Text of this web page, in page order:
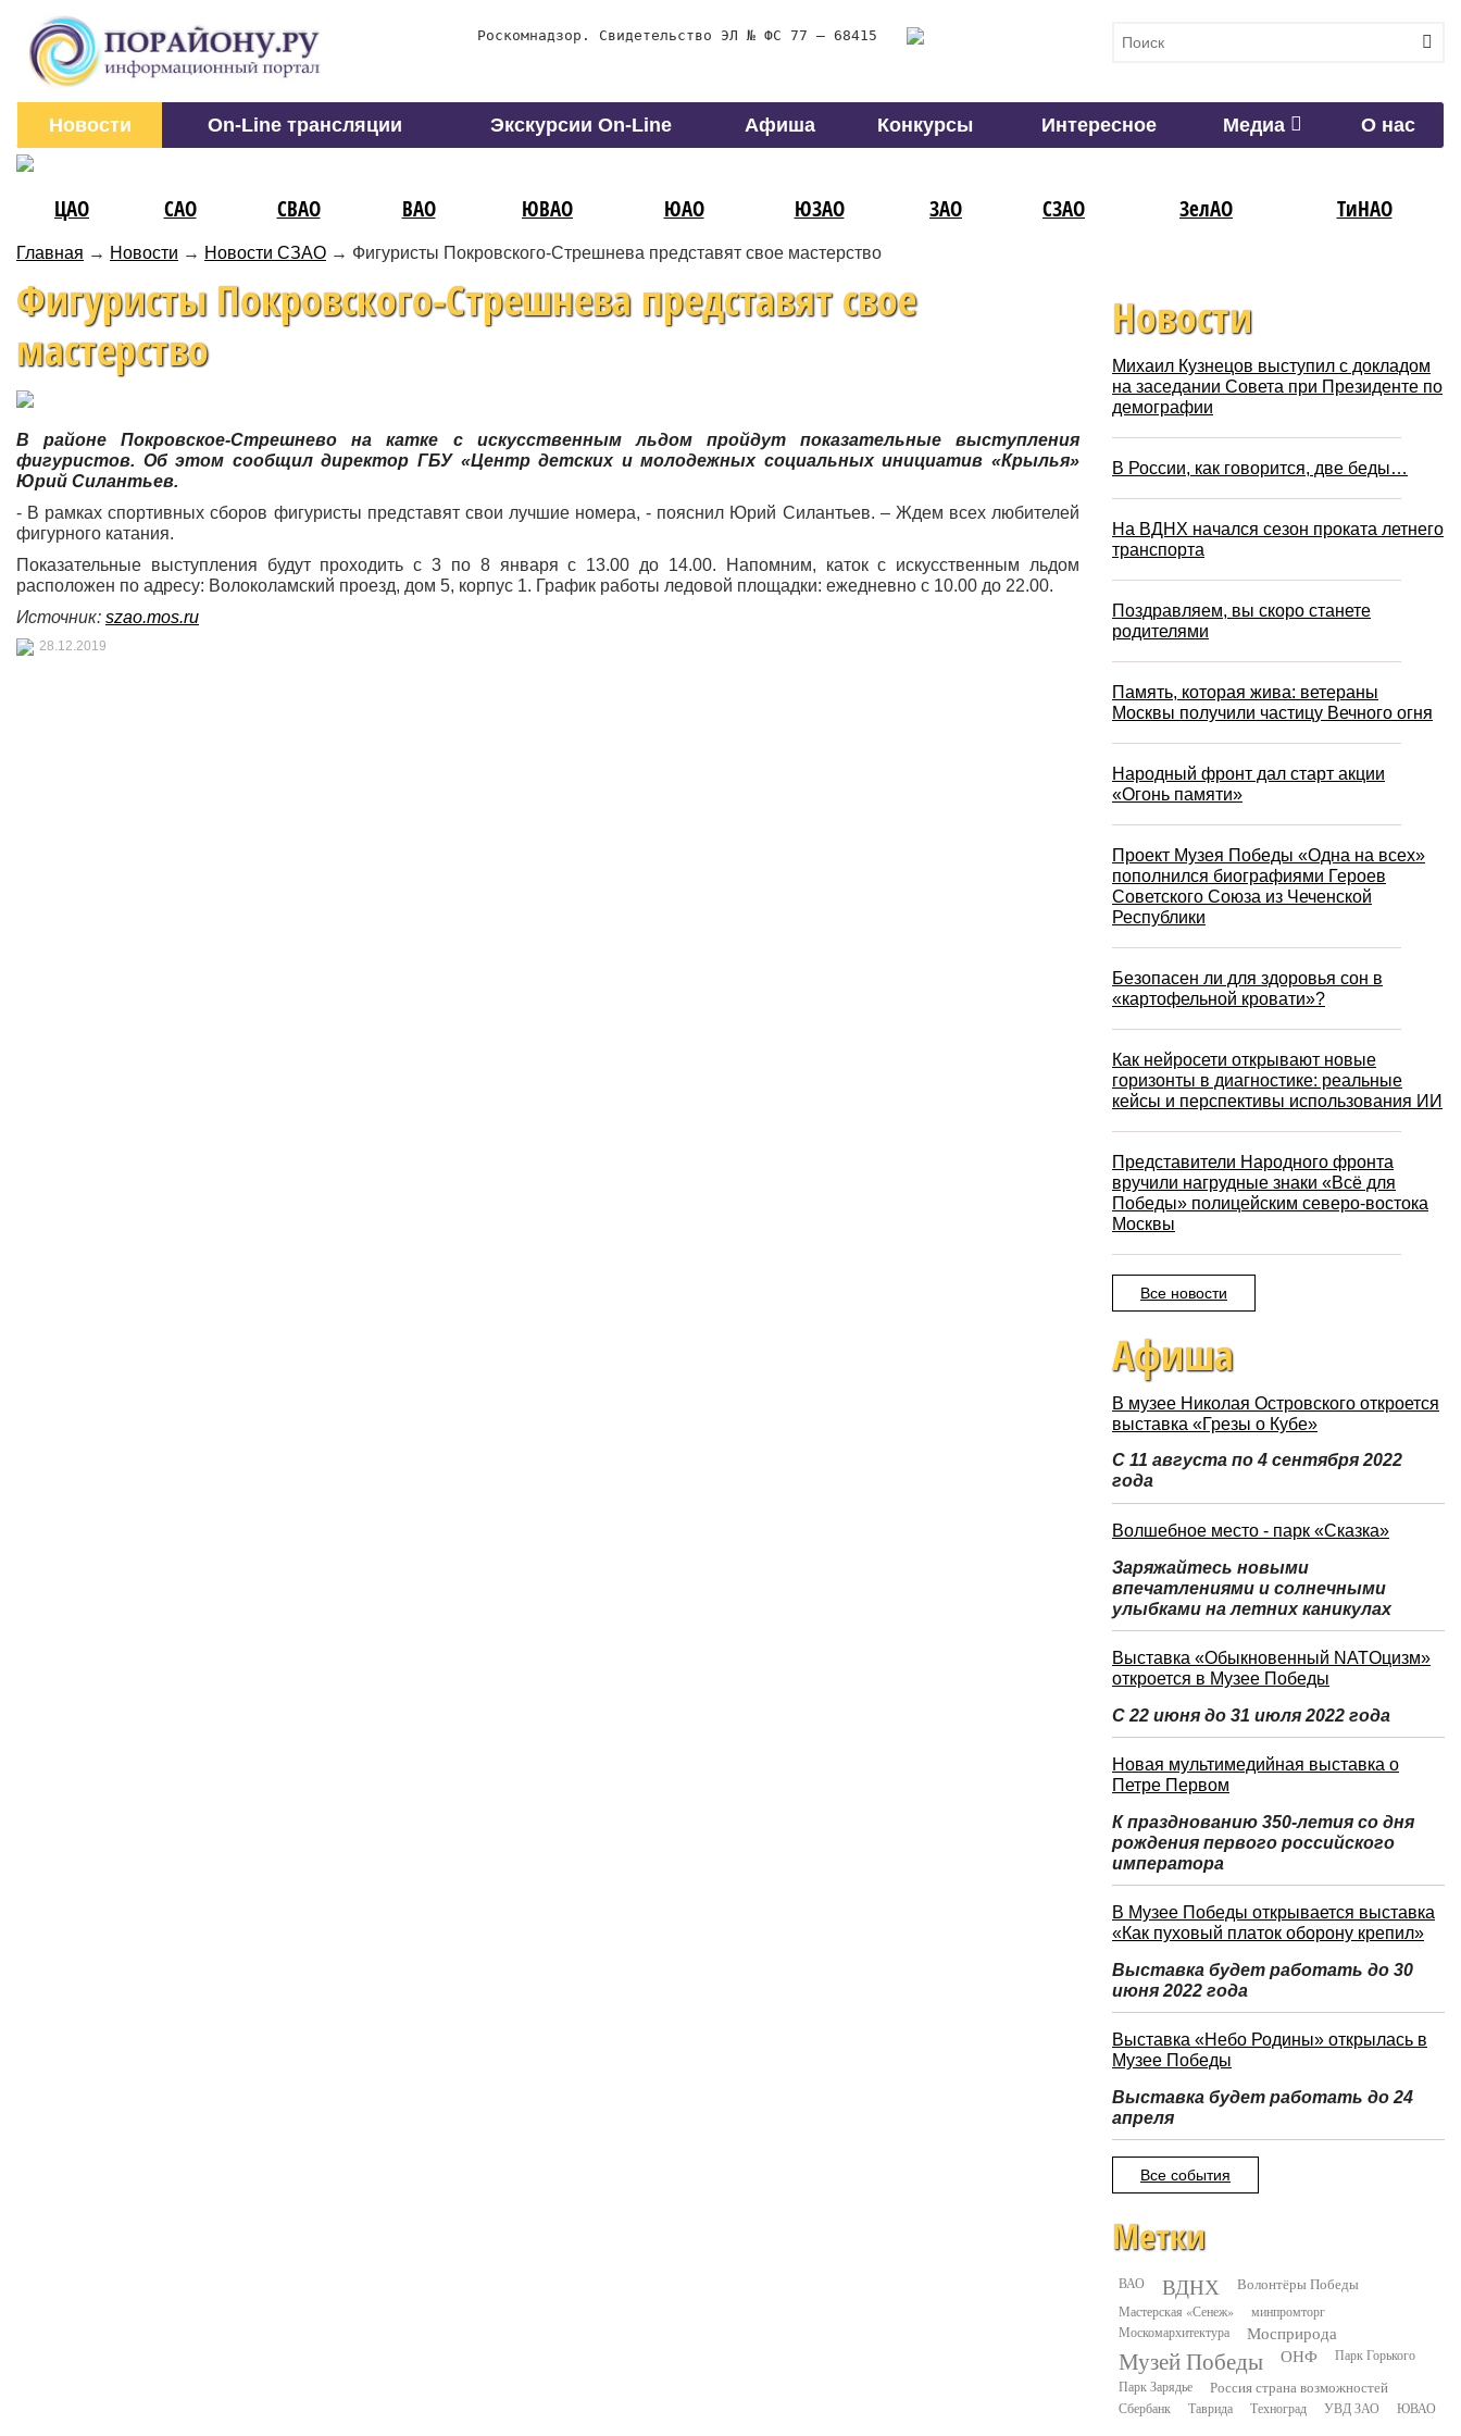
Роскомнадзор. Свидетельство ЭЛ № ФС 77 – 68415
Новости On-Line трансляции Экскурсии On-Line Афиша Конкурсы Интересное Медиа О нас
ЦАО САО СВАО ВАО ЮВАО ЮАО ЮЗАО ЗАО СЗАО ЗелАО ТиНАО
Главная → Новости → Новости СЗАО → Фигуристы Покровского-Стрешнева представят свое мастерство
Фигуристы Покровского-Стрешнева представят свое
мастерство
В районе Покровское-Стрешнево на катке с искусственным льдом пройдут показательные выступления
фигуристов. Об этом сообщил директор ГБУ «Центр детских и молодежных социальных инициатив «Крылья»
Юрий Силантьев.
- В рамках спортивных сборов фигуристы представят свои лучшие номера, - пояснил Юрий Силантьев. – Ждем всех любителей
фигурного катания.
Показательные выступления будут проходить с 3 по 8 января с 13.00 до 14.00. Напомним, каток с искусственным льдом
расположен по адресу: Волоколамский проезд, дом 5, корпус 1. График работы ледовой площадки: ежедневно с 10.00 до 22.00.
Источник: szao.mos.ru
28.12.2019
Новости
Михаил Кузнецов выступил с докладом
на заседании Совета при Президенте по
демографии
В России, как говорится, две беды…
На ВДНХ начался сезон проката летнего
транспорта
Поздравляем, вы скоро станете
родителями
Память, которая жива: ветераны
Москвы получили частицу Вечного огня
Народный фронт дал старт акции
«Огонь памяти»
Проект Музея Победы «Одна на всех»
пополнился биографиями Героев
Советского Союза из Чеченской
Республики
Безопасен ли для здоровья сон в
«картофельной кровати»?
Как нейросети открывают новые
горизонты в диагностике: реальные
кейсы и перспективы использования ИИ
Представители Народного фронта
вручили нагрудные знаки «Всё для
Победы» полицейским северо-востока
Москвы
Все новости
Афиша
В музее Николая Островского откроется
выставка «Грезы о Кубе»
С 11 августа по 4 сентября 2022
года
Волшебное место - парк «Сказка»
Заряжайтесь новыми
впечатлениями и солнечными
улыбками на летних каникулах
Выставка «Обыкновенный NATOцизм»
откроется в Музее Победы
С 22 июня до 31 июля 2022 года
Новая мультимедийная выставка о
Петре Первом
К празднованию 350-летия со дня
рождения первого российского
императора
В Музее Победы открывается выставка
«Как пуховый платок оборону крепил»
Выставка будет работать до 30
июня 2022 года
Выставка «Небо Родины» открылась в
Музее Победы
Выставка будет работать до 24
апреля
Все события
Метки
ВАО ВДНХ Волонтёры Победы
Мастерская «Сенеж»
минпромторг
Москомархитектура
Мосприрода
Музей Победы ОНФ
Парк Горького
Парк Зарядье
Россия страна возможностей
Сбербанк Таврида Техноград УВД ЗАО ЮВАО